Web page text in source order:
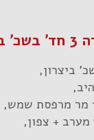
ביצרון,